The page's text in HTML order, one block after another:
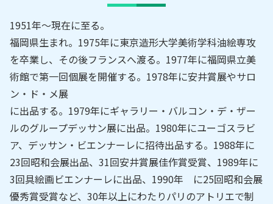
1951年～現在に至る。
福岡県生まれ。1975年に東京造形大学美術学科油絵専攻
を卒業し、その後フランスへ渡る。1977年に福岡県立美
術館で第一回個展を開催する。1978年に安井賞展やサロ
ン・ド・メ展
に出品する。1979年にギャラリー・バルコン・デ・ザー
ルのグループデッサン展に出品。1980年にユーゴスラビ
ア、デッサン・ビエンナーレに招待出品する。1988年に
23回昭和会展出品、31回安井賞展佳作賞受賞、1989年に
3回具絵画ビエンナーレに出品、1990年 に25回昭和会展
優秀賞受賞など、30年以上にわたりパリのアトリエで制